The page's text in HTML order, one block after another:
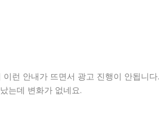
런 안내가 뜨면서 광고 진행이 안됩니
는데 변화가 없네요.